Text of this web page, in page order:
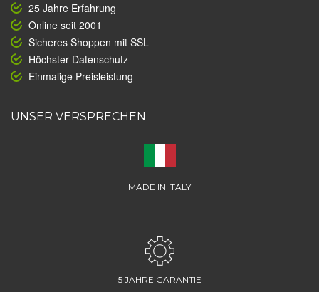
25 Jahre Erfahrung
Online seit 2001
Sicheres Shoppen mit SSL
Höchster Datenschutz
Einmalige Preisleistung
UNSER VERSPRECHEN
MADE IN ITALY
5 JAHRE GARANTIE